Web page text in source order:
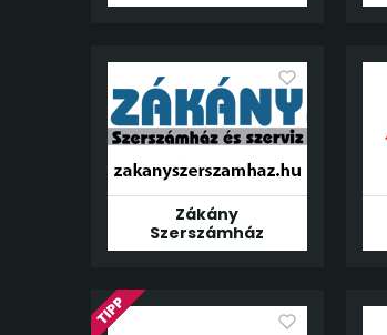
Zákány
Szerszámház